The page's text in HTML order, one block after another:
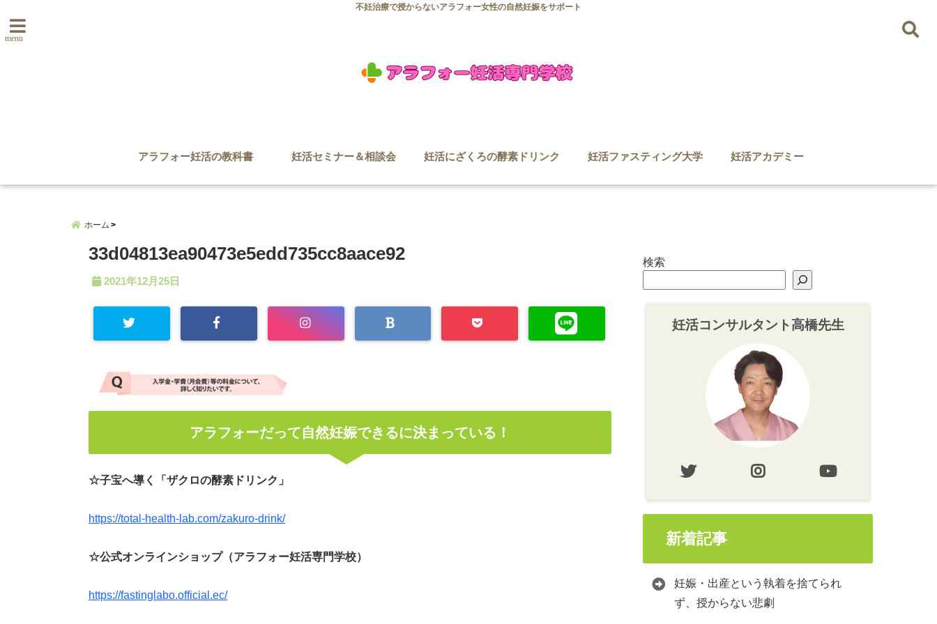
不妊治療で授からないアラフォー女性の自然妊娠をサポート
menu
アラフォー妊活の教科書 妊活セミナー＆相談会 妊活にざくろの酵素ドリンク 妊活ファスティング大学 妊活アカデミー
ホーム
33d04813ea90473e5edd735cc8aace92
2021年12月25日
アラフォーだって自然妊娠できるに決まっている！
☆子宝へ導く「ザクロの酵素ドリンク」
https://total-health-lab.com/zakuro-drink/
☆公式オンラインショップ（アラフォー妊活専門学校）
https://fastinglabo.official.ec/
検索
妊活コンサルタント高橋先生
新着記事
妊娠・出産という執着を捨てられ
ず、授からない悲劇